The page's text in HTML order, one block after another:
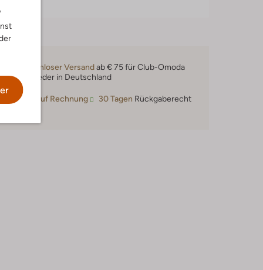
Kostenloser Versandab € 75 für Club-Omoda
Mitglieder in Deutschland
Kauf auf Rechnung 30 Tagen Rückgaberecht